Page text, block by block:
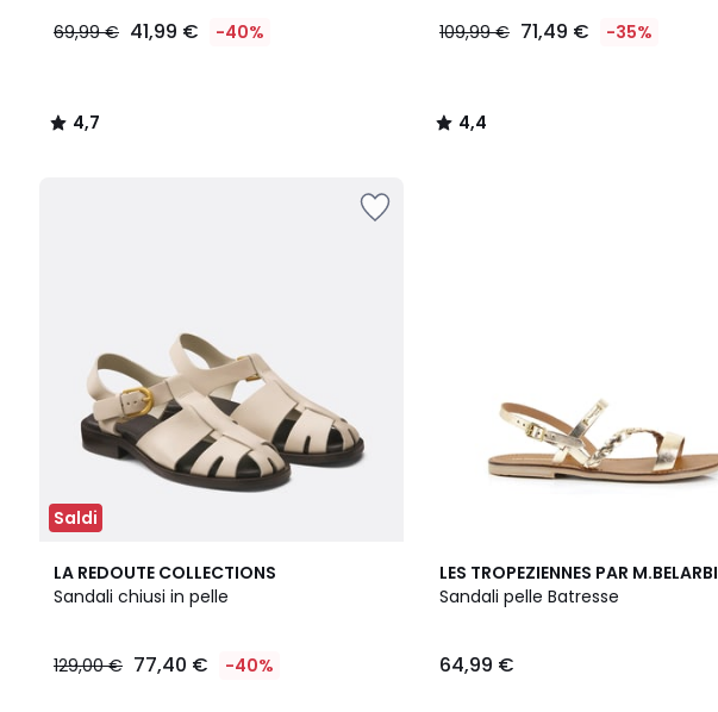
69,99 € 41,99 € -40%
4,7
/
109,99 € 71,49 € -35%
4,4
/
Saldi
LA REDOUTE COLLECTIONS
Sandali chiusi in pelle
129,00 € 77,40 € -40%
4,2
/ 5
2
Colori
LES TROPEZIENNES PAR M.BELARBI
Sandali pelle Batresse
64,99 €
4,4
/ 5